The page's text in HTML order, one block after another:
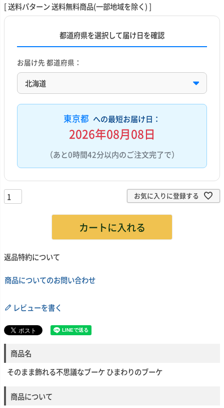
送料パターン送料無料商品(一部地域を除く)
都道府県を選択して届け日を確認
お届け先 都道府県：
東京都 への最短お届け日：
2026年08月08日
（あと0時間42分以内のご注文完了で）
お気に入りに登録する
カートに入れる
返品特約について
商品についてのお問い合わせ
レビューを書く
商品名
そのまま飾れる不思議なブーケ ひまわりのブーケ
商品について